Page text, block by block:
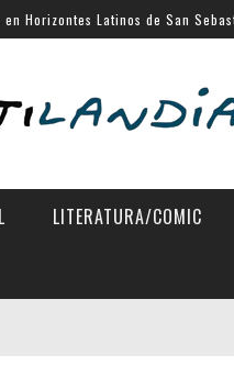
Horizontes Latinos de San
el Victoria Eugenia
para «New Directors»
LITERATURA/COMIC